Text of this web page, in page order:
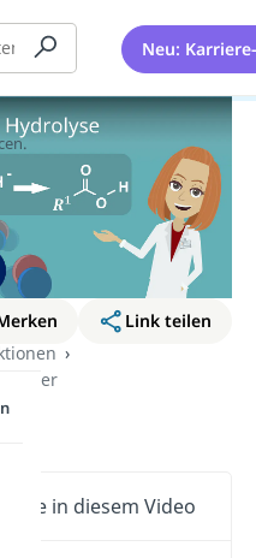
Neu:
Link teilen
in diesem Video